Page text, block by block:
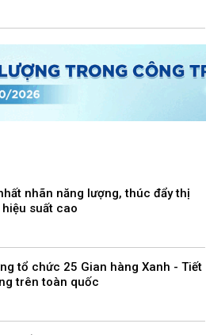
nhãn năng lượng, thúc đẩy thị
suất cao
tổ chức 25 Gian hàng Xanh - Tiết
trên toàn quốc